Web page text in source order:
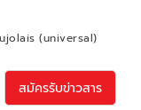
(universal)
สมัครรับข่าวสาร